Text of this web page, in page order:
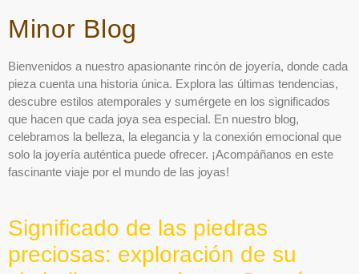
Minor Blog
Bienvenidos a nuestro apasionante rincón de joyería, donde cada
pieza cuenta una historia única. Explora las últimas tendencias,
descubre estilos atemporales y sumérgete en los significados
que hacen que cada joya sea especial. En nuestro blog,
celebramos la belleza, la elegancia y la conexión emocional que
solo la joyería auténtica puede ofrecer. ¡Acompáñanos en este
fascinante viaje por el mundo de las joyas!
Significado de las piedras
preciosas: exploración de su